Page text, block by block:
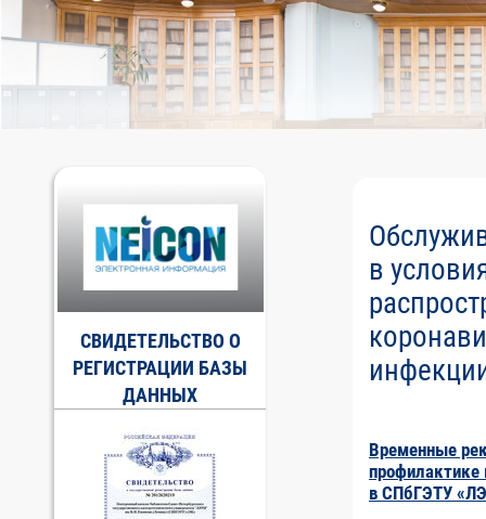
СВИДЕТЕЛЬСТВО О
РЕГИСТРАЦИИ БАЗЫ
ДАННЫХ
в
Временные
профилактике
в СПбГЭТУ